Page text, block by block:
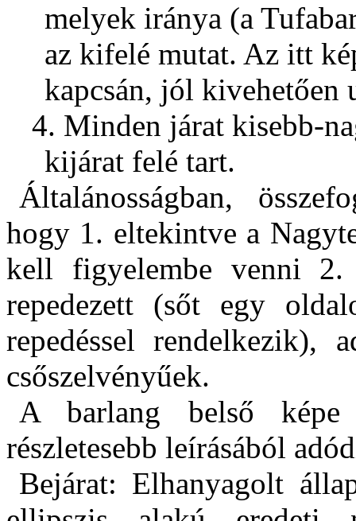
melyek iránya (a
az kifelé mutat. Az itt
kapcsán, jól kivehetően
4. Minden járat kisebb-
kijárat felé tart.
Általánosságban,
hogy 1. eltekintve a
kell figyelembe venni 2.
repedezett (sőt egy
repedéssel rendelkezik),
csőszelvényűek.
A barlang belső képe
részletesebb leírásából
Bejárat: Elhanyagolt